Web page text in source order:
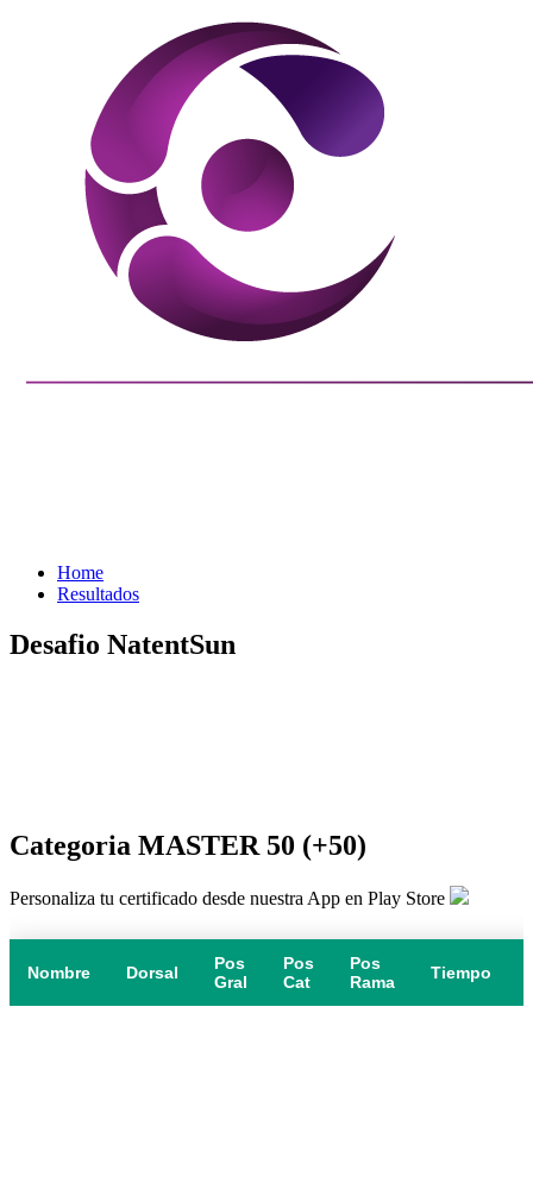
Home
Resultados
Desafio NatentSun
Categoria MASTER 50 (+50)
Personaliza tu certificado desde nuestra App en Play Store
Nombre Dorsal
Pos
Gral
Pos
Cat
Pos
Rama
Tiempo